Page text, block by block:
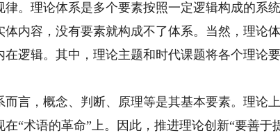
律。理论体系是多个要素按照一定逻辑构成的系
体内容，没有要素就构成不了体系。当然，理论
在逻辑。其中，理论主题和时代课题将各个理论
，概念、判断、原理等是其基本要素。理论
在“术语的革命”上。因此，推进理论创新“要善于